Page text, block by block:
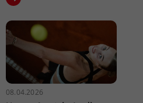
08.04.2026